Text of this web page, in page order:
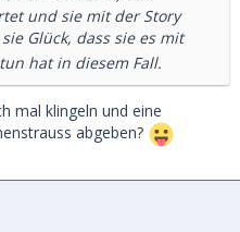
und sie mit der Story
Glück, dass sie es mit
hat in diesem Fall.
mal klingeln und eine
abgeben?